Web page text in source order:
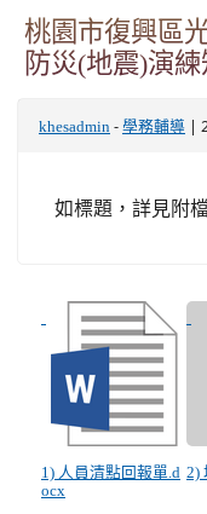
桃園市復興區
防災(地震)演
khesadmin - 學務輔導 |
如標題，詳見附
1) 人員清點回報單.d
ocx
2)